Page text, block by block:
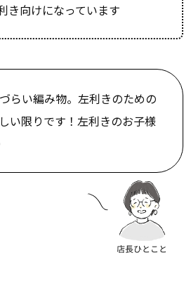
き向けになっています
らい編み物。左利きのための
い限りです！左利きのお子様